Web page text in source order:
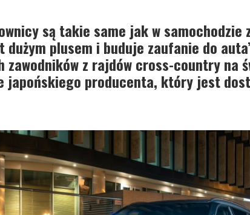
są takie same jak w samochodzie
plusem i buduje zaufanie do
zawodników z rajdów cross-country na
japońskiego producenta, który jest